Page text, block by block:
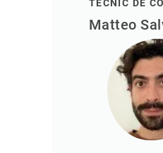
TÈCNIC DE
Matteo